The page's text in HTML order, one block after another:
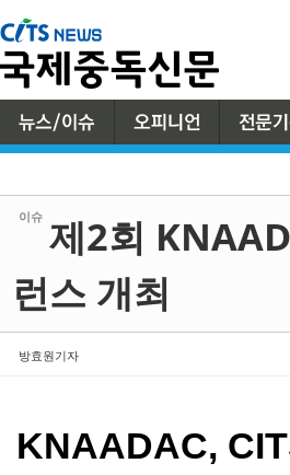
이슈 제2회
런스 개최
방효원기자
KNAADAC,